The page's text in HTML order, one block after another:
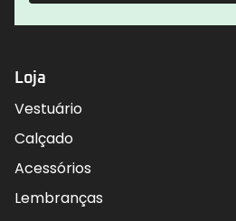
Loja
Vestuário
Calçado
Acessórios
Lembranças